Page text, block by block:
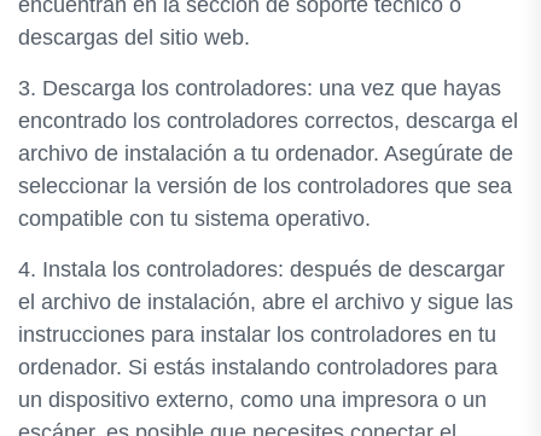
encuentran en la sección de soporte técnico o
descargas del sitio web.
3. Descarga los controladores: una vez que hayas
encontrado los controladores correctos, descarga el
archivo de instalación a tu ordenador. Asegúrate de
seleccionar la versión de los controladores que sea
compatible con tu sistema operativo.
4. Instala los controladores: después de descargar
el archivo de instalación, abre el archivo y sigue las
instrucciones para instalar los controladores en tu
ordenador. Si estás instalando controladores para
un dispositivo externo, como una impresora o un